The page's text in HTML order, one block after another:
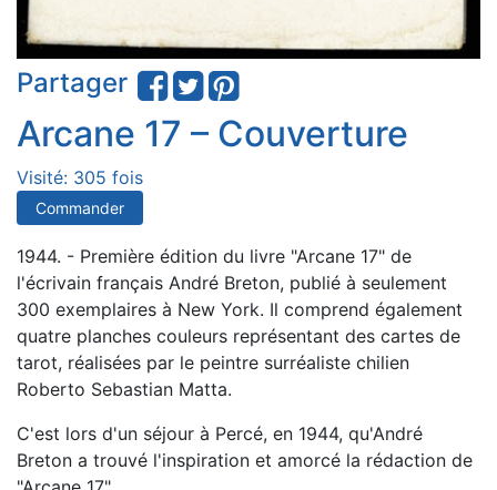
Partager
Arcane 17 – Couverture
Visité: 305 fois
Commander
1944. - Première édition du livre "Arcane 17" de
l'écrivain français André Breton, publié à seulement
300 exemplaires à New York. Il comprend également
quatre planches couleurs représentant des cartes de
tarot, réalisées par le peintre surréaliste chilien
Roberto Sebastian Matta.
C'est lors d'un séjour à Percé, en 1944, qu'André
Breton a trouvé l'inspiration et amorcé la rédaction de